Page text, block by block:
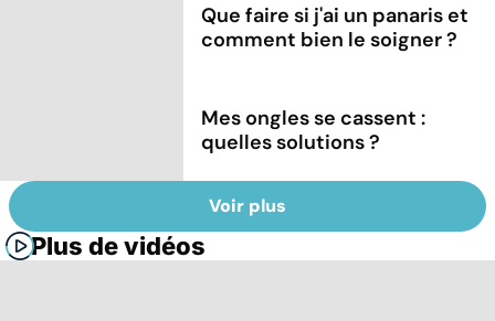
Que faire si j'ai un panaris et
comment bien le soigner ?
Mes ongles se cassent :
quelles solutions ?
Voir plus
Plus de vidéos